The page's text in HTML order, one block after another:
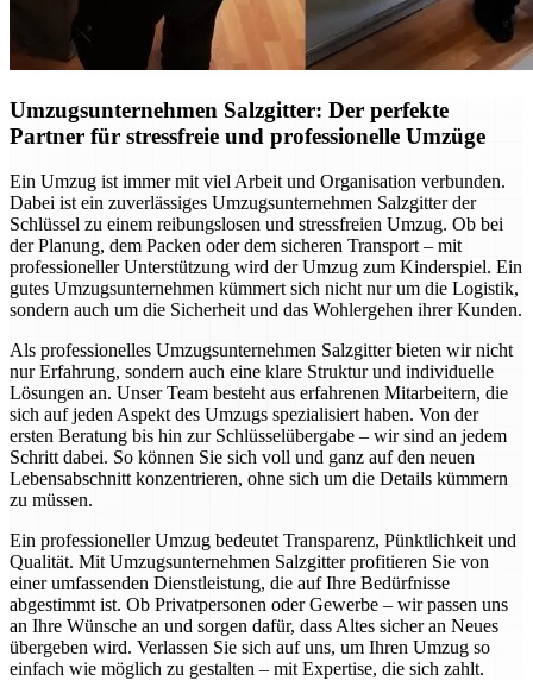
Umzugsunternehmen Salzgitter: Der perfekte
Partner für stressfreie und professionelle Umzüge
Ein Umzug ist immer mit viel Arbeit und Organisation verbunden.
Dabei ist ein zuverlässiges Umzugsunternehmen Salzgitter der
Schlüssel zu einem reibungslosen und stressfreien Umzug. Ob bei
der Planung, dem Packen oder dem sicheren Transport – mit
professioneller Unterstützung wird der Umzug zum Kinderspiel. Ein
gutes Umzugsunternehmen kümmert sich nicht nur um die Logistik,
sondern auch um die Sicherheit und das Wohlergehen ihrer Kunden.
Als professionelles Umzugsunternehmen Salzgitter bieten wir nicht
nur Erfahrung, sondern auch eine klare Struktur und individuelle
Lösungen an. Unser Team besteht aus erfahrenen Mitarbeitern, die
sich auf jeden Aspekt des Umzugs spezialisiert haben. Von der
ersten Beratung bis hin zur Schlüsselübergabe – wir sind an jedem
Schritt dabei. So können Sie sich voll und ganz auf den neuen
Lebensabschnitt konzentrieren, ohne sich um die Details kümmern
zu müssen.
Ein professioneller Umzug bedeutet Transparenz, Pünktlichkeit und
Qualität. Mit Umzugsunternehmen Salzgitter profitieren Sie von
einer umfassenden Dienstleistung, die auf Ihre Bedürfnisse
abgestimmt ist. Ob Privatpersonen oder Gewerbe – wir passen uns
an Ihre Wünsche an und sorgen dafür, dass Altes sicher an Neues
übergeben wird. Verlassen Sie sich auf uns, um Ihren Umzug so
einfach wie möglich zu gestalten – mit Expertise, die sich zahlt.